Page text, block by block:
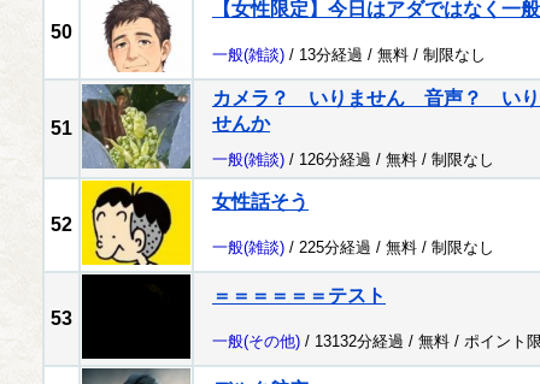
50
【女性限定】今日はアダではなく一
一般(雑談) / 13分経過 / 無料 / 制限なし
51
カメラ？ いりません 音声？ いり
せんか
一般(雑談) / 126分経過 / 無料 / 制限なし
52
女性話そう
一般(雑談) / 225分経過 / 無料 / 制限なし
53
＝＝＝＝＝＝テスト
一般(その他) / 13132分経過 / 無料 / ポイント